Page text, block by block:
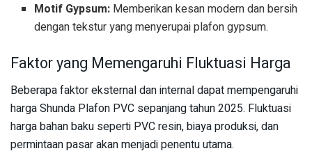
Motif Gypsum: Memberikan kesan modern dan bersih
dengan tekstur yang menyerupai plafon gypsum.
Faktor yang Memengaruhi Fluktuasi Harga
Beberapa faktor eksternal dan internal dapat mempengaruhi
harga Shunda Plafon PVC sepanjang tahun 2025. Fluktuasi
harga bahan baku seperti PVC resin, biaya produksi, dan
permintaan pasar akan menjadi penentu utama.